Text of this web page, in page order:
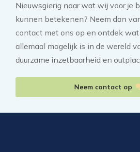
Nieuwsgierig naar wat wij voor je
kunnen betekenen? Neem dan
contact met ons op en ontdek wat
allemaal mogelijk is in de wereld
duurzame inzetbaarheid en
Neem contact op